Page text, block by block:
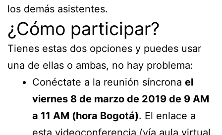
los demás asistentes.
¿Cómo participar?
Tienes estas dos opciones y puedes usar
una de ellas o ambas, no hay problema:
Conéctate a la reunión síncrona el
viernes 8 de marzo de 2019 de 9 AM
a 11 AM (hora Bogotá). El enlace a
esta videoconferencia (vía aula virtual